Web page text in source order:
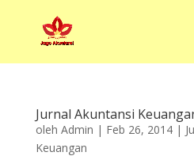
Jurnal Akuntansi
oleh Admin | Feb 26, 2014|
Keuangan